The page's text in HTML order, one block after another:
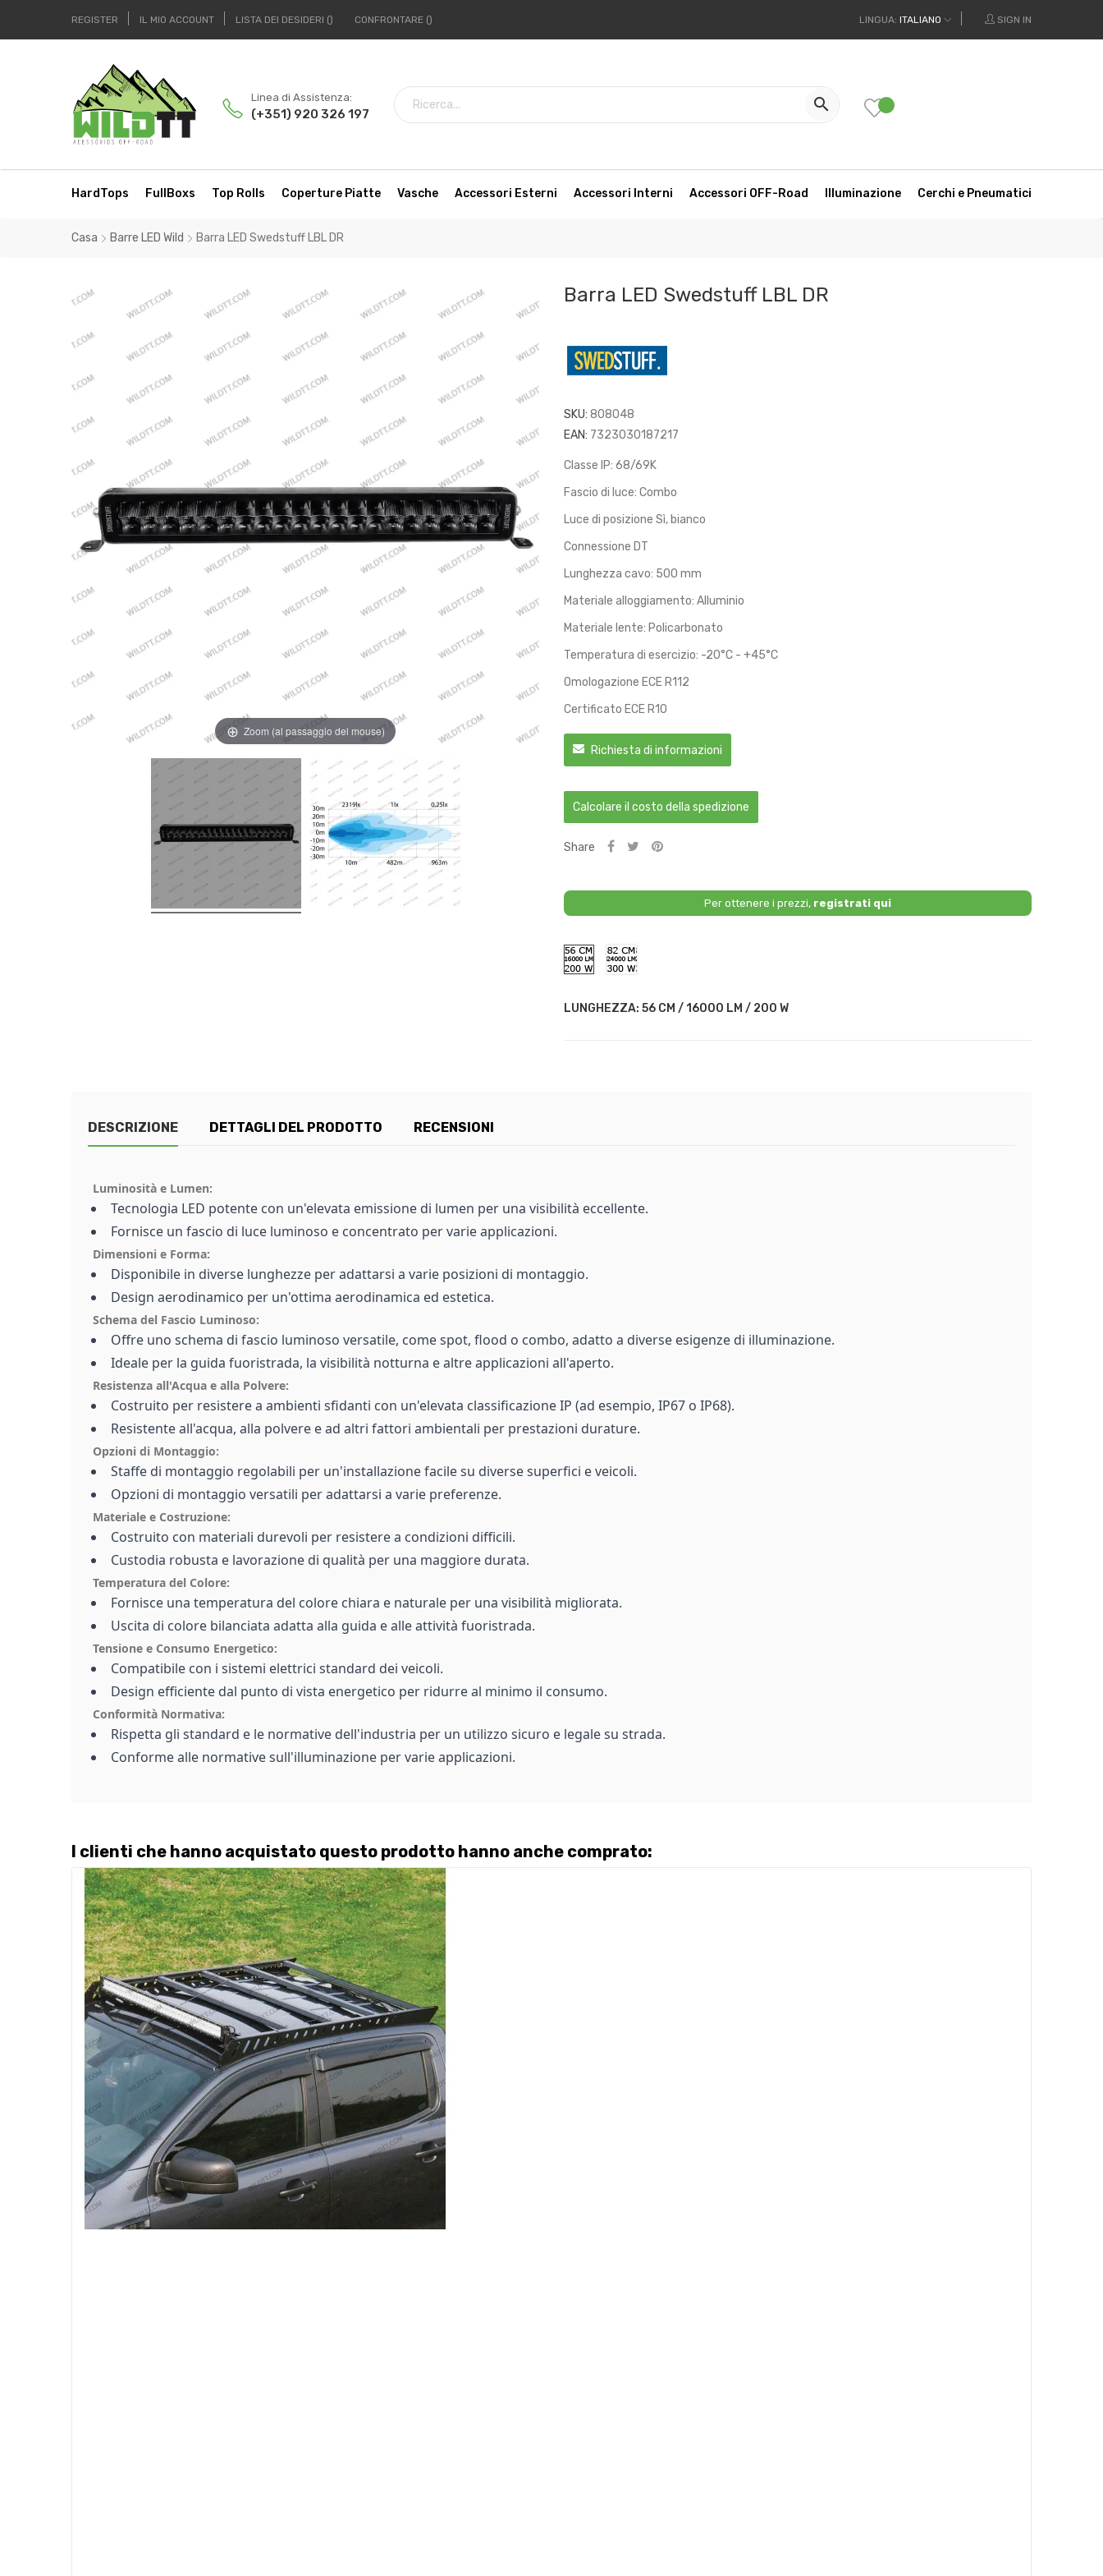
REGISTER IL MIO ACCOUNT LISTA DEI DESIDERI CONFRONTARE LINGUA: ITALIANO SIGN IN
Linea di Assistenza:
(+351) 920 326 197

HardTops FullBoxs Top Rolls Coperture Piatte Vasche Accessori Esterni Accessori Interni Accessori OFF-Road Illuminazione Cerchi e Pneumatici
Casa Barre LED Wild Barra LED Swedstuff LBL DR
Zoom (al passaggio del mouse)
Barra LED Swedstuff LBL DR
SKU: 808048
EAN: 7323030187217
Classe IP: 68/69K
Fascio di luce: Combo
Luce di posizione Sì, bianco
Connessione DT
Lunghezza cavo: 500 mm
Materiale alloggiamento: Alluminio
Materiale lente: Policarbonato
Temperatura di esercizio: -20°C - +45°C
Omologazione ECE R112
Certificato ECE R10
Richiesta di informazioni
Calcolare il costo della spedizione
Share
Per ottenere i prezzi, registrati qui
LUNGHEZZA: 56 CM / 16000 LM / 200 W
CM
LM
82
CM
LM
DESCRIZIONE DETTAGLI DEL PRODOTTO RECENSIONI
Luminosità e Lumen:
Tecnologia LED potente con un'elevata emissione di lumen per una visibilità eccellente.
Fornisce un fascio di luce luminoso e concentrato per varie applicazioni.
Dimensioni e Forma:
Disponibile in diverse lunghezze per adattarsi a varie posizioni di montaggio.
Design aerodinamico per un'ottima aerodinamica ed estetica.
Schema del Fascio Luminoso:
Offre uno schema di fascio luminoso versatile, come spot, flood o combo, adatto a diverse esigenze di illuminazione.
Ideale per la guida fuoristrada, la visibilità notturna e altre applicazioni all'aperto.
Resistenza all'Acqua e alla Polvere:
Costruito per resistere a ambienti sfidanti con un'elevata classificazione IP (ad esempio, IP67 o IP68).
Resistente all'acqua, alla polvere e ad altri fattori ambientali per prestazioni durature.
Opzioni di Montaggio:
Staffe di montaggio regolabili per un'installazione facile su diverse superfici e veicoli.
Opzioni di montaggio versatili per adattarsi a varie preferenze.
Materiale e Costruzione:
Costruito con materiali durevoli per resistere a condizioni difficili.
Custodia robusta e lavorazione di qualità per una maggiore durata.
Temperatura del Colore:
Fornisce una temperatura del colore chiara e naturale per una visibilità migliorata.
Uscita di colore bilanciata adatta alla guida e alle attività fuoristrada.
Tensione e Consumo Energetico:
Compatibile con i sistemi elettrici standard dei veicoli.
Design efficiente dal punto di vista energetico per ridurre al minimo il consumo.
Conformità Normativa:
Rispetta gli standard e le normative dell'industria per un utilizzo sicuro e legale su strada.
Conforme alle normative sull'illuminazione per varie applicazioni.
I clienti che hanno acquistato questo prodotto hanno anche comprato: